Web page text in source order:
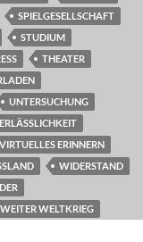
SPIELGESELLSCHAFT
STUDIUM
THEATER
UNTERSUCHUNG
VIRTUELLES ERINNERN
WIDERSTAND
WELTKRIEG